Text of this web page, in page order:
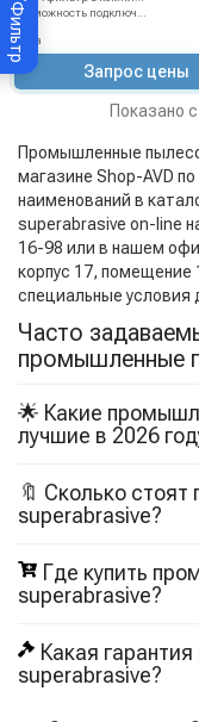
ФильтрЦена
Запрос цены
Показано
Промышленные
магазине Shop-AVD по
наименований в
superabrasive on-line
16-98 или в нашем
корпус 17, помещение
специальные условия
Часто
промышленные
🌟 Какие
лучшие в 2026
🔖 Сколько
superabrasive?
Где купить
superabrasive?
Какая
superabrasive?